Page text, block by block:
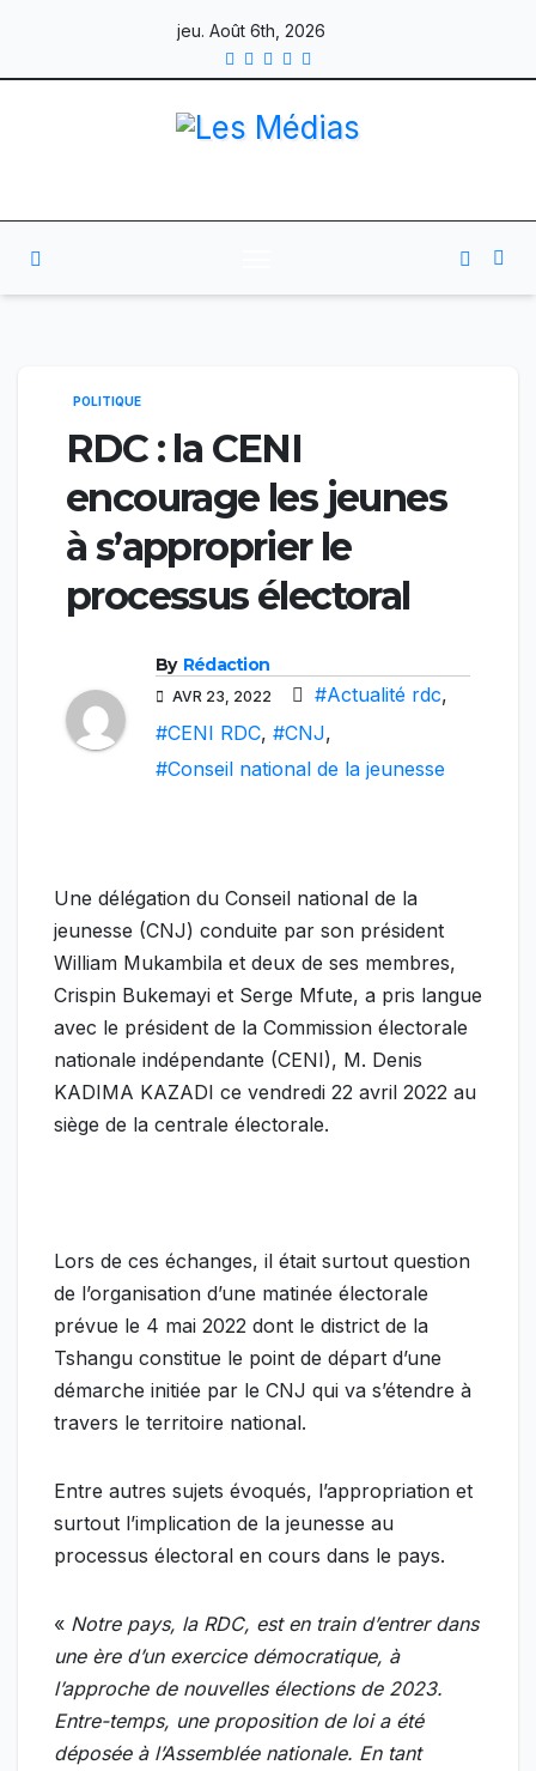
jeu. Août 6th, 2026
POLITIQUE
RDC : la CENI
encourage les jeunes
à s’approprier le
processus électoral
By Rédaction
AVR 23, 2022 #Actualité rdc,
#CENI RDC, #CNJ,
#Conseil national de la jeunesse
Une délégation du Conseil national de la
jeunesse (CNJ) conduite par son président
William Mukambila et deux de ses membres,
Crispin Bukemayi et Serge Mfute, a pris langue
avec le président de la Commission électorale
nationale indépendante (CENI), M. Denis
KADIMA KAZADI ce vendredi 22 avril 2022 au
siège de la centrale électorale.
Lors de ces échanges, il était surtout question
de l’organisation d’une matinée électorale
prévue le 4 mai 2022 dont le district de la
Tshangu constitue le point de départ d’une
démarche initiée par le CNJ qui va s’étendre à
travers le territoire national.
Entre autres sujets évoqués, l’appropriation et
surtout l’implication de la jeunesse au
processus électoral en cours dans le pays.
« Notre pays, la RDC, est en train d’entrer dans
une ère d’un exercice démocratique, à
l’approche de nouvelles élections de 2023.
Entre-temps, une proposition de loi a été
déposée à l’Assemblée nationale. En tant